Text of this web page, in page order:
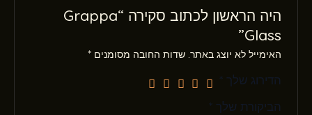
היה הראשון לכתוב סקירה “Grappa
Glass”
האימייל לא יוצג באתר. שדות החובה מסומנים*
הדירוג שלך *
הביקורת שלך *